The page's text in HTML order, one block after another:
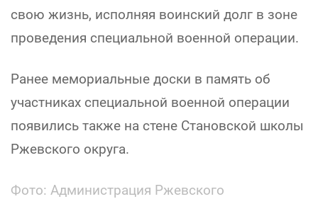
свою жизнь, исполняя воинский долг в зоне
проведения специальной военной операции.
Ранее мемориальные доски в память об
участниках специальной военной операции
появились также на стене Становской школы
Ржевского округа.
Фото: Администрация Ржевского